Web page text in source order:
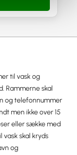
til vask og
Rammerne skal
og telefonnummer
men ikke over 15
eller sække med
vask skal kryds
og